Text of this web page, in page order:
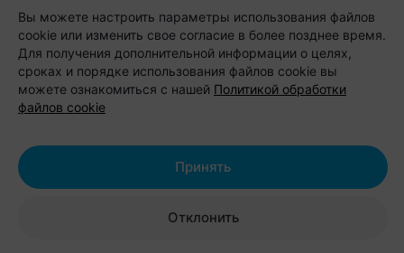
предлагают прокат сапбордов, лодок, байдарок,
катамаранов, велосипедов и квадроциклов. Есть
футбольное поле, волейбольная и баскетбольная
площадки, тир, батут, детский городок, а для
компаний организуют лазертаг, корпоративы и
тимбилдинг. Любители рыбалки тоже найдут себе
занятие - Вилейское водохранилище давно
считается одним из популярных мест для ловли
Вы можете настроить параметры использования файлов
cookie или изменить свое согласие в более позднее время.
Для получения дополнительной информации о целях,
сроках и порядке использования файлов cookie вы
можете ознакомиться с нашей Политикой обработки
файлов cookie
Отклонить
Принять